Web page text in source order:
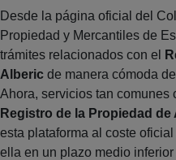
Desde la página oficial del
Propiedad y Mercantiles de
trámites relacionados con el
Alberic de manera cómoda
Ahora, servicios tan comunes
Registro de la Propiedad de
esta plataforma al coste oficial
ella en un plazo medio inferior